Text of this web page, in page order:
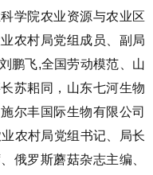
学院农业资源与农业区
农村局党组成员、副局
鹏飞,全国劳动模范、山
苏耜同，山东七河生物
尔丰国际生物有限公司
农村局党组书记、局长
俄罗斯蘑菇杂志主编、